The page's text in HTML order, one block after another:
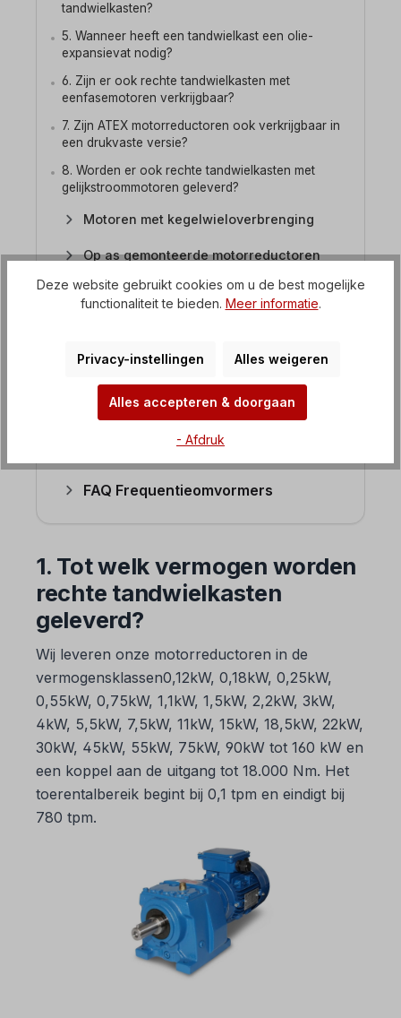
tandwielkasten?
5. Wanneer heeft een tandwielkast een olie-
expansievat nodig?
6. Zijn er ook rechte tandwielkasten met
eenfasemotoren verkrijgbaar?
7. Zijn ATEX motorreductoren ook verkrijgbaar in
een drukvaste versie?
8. Worden er ook rechte tandwielkasten met
gelijkstroommotoren geleverd?
Motoren met kegelwieloverbrenging
Op as gemonteerde motorreductoren
Planetaire motorreductoren
Versnellingsbak met mechanische
Motorreductoren met
frequentieregelaar
FAQ Frequentieomvormers
1. Tot welk vermogen worden
rechte tandwielkasten
geleverd?
Wij leveren onze motorreductoren in de
vermogensklassen0,12kW, 0,18kW, 0,25kW,
0,55kW, 0,75kW, 1,1kW, 1,5kW, 2,2kW, 3kW,
4kW, 5,5kW, 7,5kW, 11kW, 15kW, 18,5kW, 22kW,
30kW, 45kW, 55kW, 75kW, 90kW tot 160 kW en
een koppel aan de uitgang tot 18.000 Nm. Het
toerentalbereik begint bij 0,1 tpm en eindigt bij
780 tpm.
Deze website gebruikt cookies om u de best mogelijke
functionaliteit te bieden. Meer informatie.
Privacy-instellingen Alles weigeren
Alles accepteren & doorgaan
- Afdruk